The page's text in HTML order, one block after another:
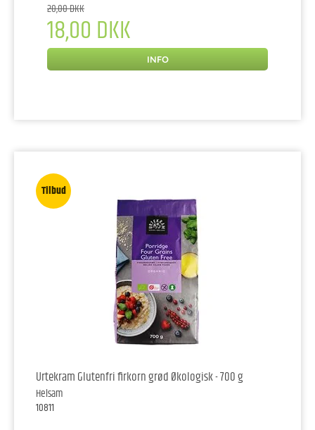
20,00 DKK
18,00 DKK
INFO
Tilbud
Urtekram Glutenfri firkorn grød Økologisk - 700 g
Helsam
10811